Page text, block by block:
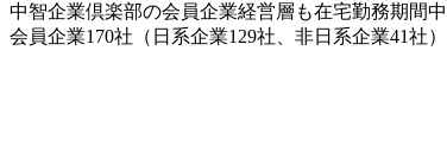
中智企業倶楽部の会員企業経営層も在宅勤務期間
会員企業170社（日系企業129社、非日系企業41社